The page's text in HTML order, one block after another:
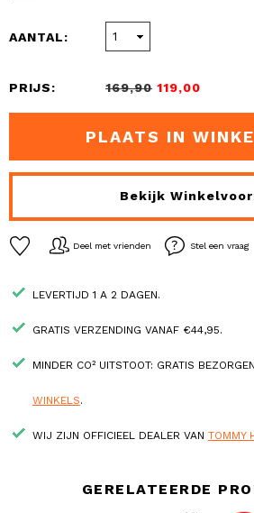
AANTAL:
PRIJS: 169,90 119,00
PLAATS IN
Bekijk
Deel met vrienden Stel een vraag
LEVERTIJD 1 A 2 DAGEN.
GRATIS VERZENDING VANAF €44,95.
MINDER CO² UITSTOOT: GRATIS
WINKELS.
WIJ ZIJN OFFICIEEL DEALER VAN TOMMY
GERELATEERDE